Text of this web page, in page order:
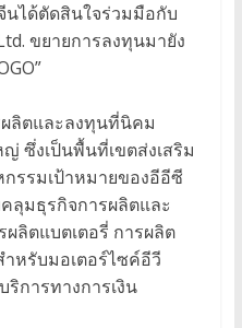
นได้ตัดสินใจร่วมมือกับ
ขยายการลงทุนมายัง
ผลิตและลงทุนที่นิคม
ซึ่งเป็นพื้นที่เขตส่งเสริม
รรมเป้าหมายของอีอีซี
ลุมธุรกิจการผลิตและ
ลิตแบตเตอรี่ การผลิต
หรับมอเตอร์ไซค์อีวี
การทางการเงิน